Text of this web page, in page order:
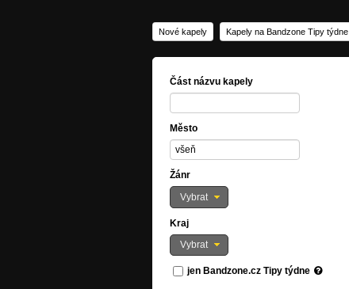
Nové kapely Kapely na Bandzone Tipy týdne
Část názvu kapely
Město
Žánr
Vybrat
Kraj
Vybrat
jen Bandzone.cz Tipy týdne